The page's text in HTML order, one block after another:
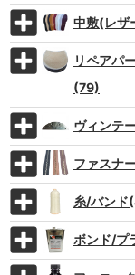
中敷(レザ
リペアパ
(79)
ヴィンテ
ファスナ
糸/バンド
ボンド/プ